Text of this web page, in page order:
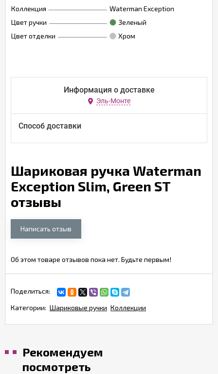
Коллекция
Waterman Exception
Цвет ручки
Зеленый
Цвет отделки
Хром
Информация о доставке
Эль-Монте
Способ доставки
Шариковая ручка Waterman
Exception Slim, Green ST
отзывы
Написать отзыв
Об этом товаре отзывов пока нет. Будьте первым!
Поделиться:
Категории: Шариковые ручки Коллекции
Рекомендуем
посмотреть